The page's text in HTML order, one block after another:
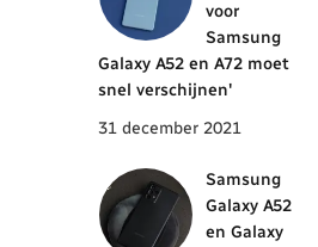
voor
Samsung
Galaxy A52 en A72 moet
snel verschijnen'
31 december 2021
Samsung
Galaxy A52
en Galaxy